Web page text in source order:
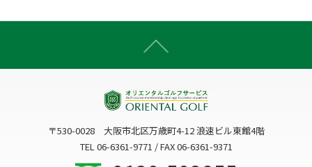
〒530-0028 大阪市北区万歳町4-12 浪速ビル東館4階
TEL 06-6361-9771 / FAX 06-6361-9371